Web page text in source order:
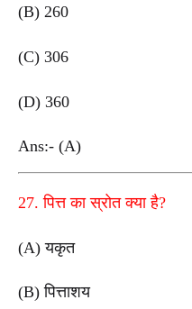
(B) 260
(C) 306
(D) 360
Ans:- (A)
27. पित्त का स्रोत क्या है?
(A) यकृत
(B) पित्ताशय